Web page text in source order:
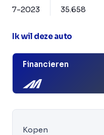
7-2023 35.658
Ik wil deze auto
Financieren
Kopen